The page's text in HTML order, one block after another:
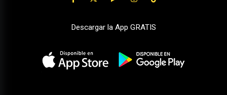
Descargar la App GRATIS